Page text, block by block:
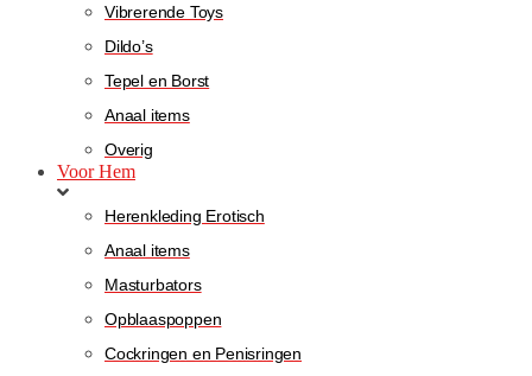
Vibrerende Toys
Dildo’s
Tepel en Borst
Anaal items
Overig
Voor Hem
Herenkleding Erotisch
Anaal items
Masturbators
Opblaaspoppen
Cockringen en Penisringen